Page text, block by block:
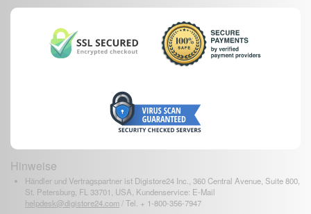
Hinweise
Händler und Vertragspartner ist Digistore24 Inc., 360 Central Avenue, Suite 800,
St. Petersburg, FL 33701, USA, Kundenservice: E-Mail
helpdesk@digistore24.com/ Tel. + 1-800-356-7947